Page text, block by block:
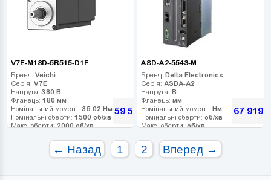
V7E-M18D-5R515-D1F
Бренд: Veichi
Серія: V7E
Напруга:380 В
Фланець: 180 мм
Номінальний момент:35.02 Нм
Номінальні оберти: 1500 об/хв
Макс. оберти: 2000 об/хв
23-bit абс. оптичний
59 580грн
ASD-A2-5543-M
Бренд: Delta Electronics
Серія: ASDA-A2
Напруга: В
Фланець: мм
Номінальний момент: Нм
Номінальні оберти: об/хв
Макс. оберти: об/хв
Енкодер:
Гальмо:
67 919
← Назад 1 2 Вперед →